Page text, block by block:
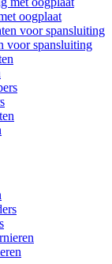
oogplaat
voor spansluiting